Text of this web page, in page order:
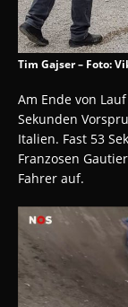
Tim Gajser – Foto:
Am Ende von
Sekunden
Italien. Fast 53
Franzosen
Fahrer auf.